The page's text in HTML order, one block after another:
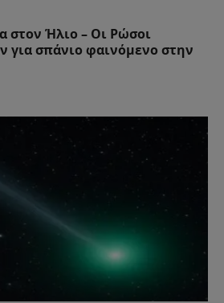
στον Ήλιο – Οι Ρώσοι
για σπάνιο φαινόμενο στην